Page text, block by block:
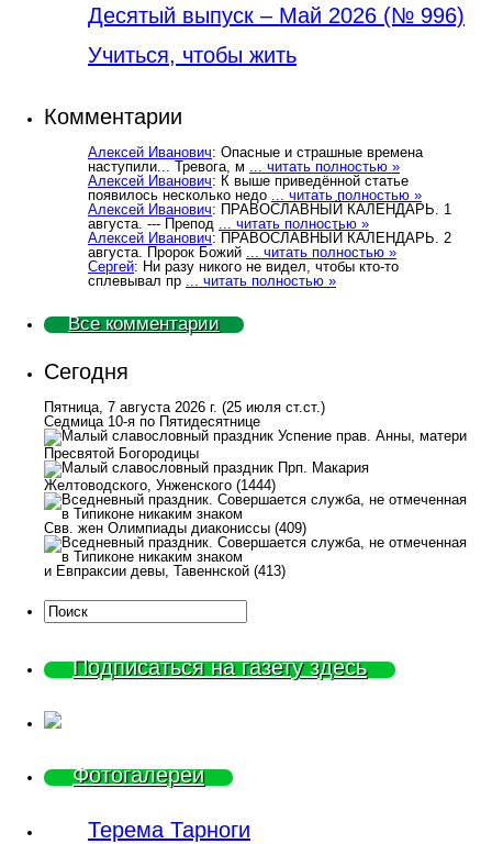
Деcятый выпуск – Май 2026 (№ 996)
Учиться, чтобы жить
Комментарии
Алексей Иванович: Опасные и страшные времена
наступили... Тревога, м ... читать полностью »
Алексей Иванович: К выше приведённой статье
появилось несколько недо ... читать полностью »
Алексей Иванович: ПРАВОСЛАВНЫЙ КАЛЕНДАРЬ. 1
августа. --- Препод ... читать полностью »
Алексей Иванович: ПРАВОСЛАВНЫЙ КАЛЕНДАРЬ. 2
августа. Пророк Божий ... читать полностью »
Сергей: Ни разу никого не видел, чтобы кто-то
сплевывал пр ... читать полностью »
Все комментарии
Сегодня
Пятница, 7 августа 2026 г. (25 июля ст.ст.)
Седмица 10-я по Пятидесятнице
Успение прав. Анны, матери
Пресвятой Богородицы
Прп. Макария
Желтоводского, Унженского (1444)
Свв. жен Олимпиады диакониссы (409)
и Евпраксии девы, Тавеннской (413)
Подписаться на газету здесь
Фотогалереи
Терема Тарноги